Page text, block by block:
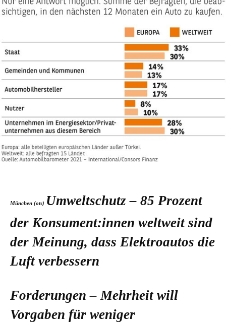
München (ots) Umweltschutz – 85 Prozent
der Konsument:innen weltweit sind
der Meinung, dass Elektroautos die
Luft verbessern
Forderungen – Mehrheit will
Vorgaben für weniger